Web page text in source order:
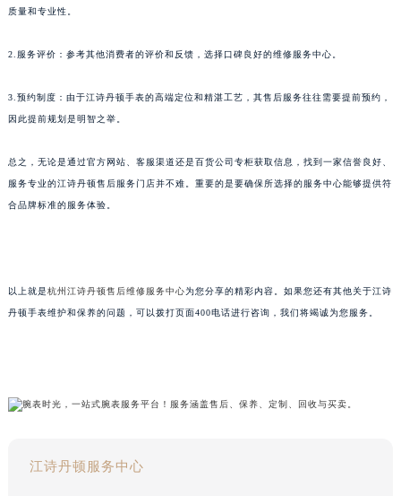
质量和专业性。
2.服务评价：参考其他消费者的评价和反馈，选择口碑良好的维修服务中心。
3.预约制度：由于江诗丹顿手表的高端定位和精湛工艺，其售后服务往往需要提前预约，
因此提前规划是明智之举。
总之，无论是通过官方网站、客服渠道还是百货公司专柜获取信息，找到一家信誉良好、
服务专业的江诗丹顿售后服务门店并不难。重要的是要确保所选择的服务中心能够提供符
合品牌标准的服务体验。
以上就是杭州江诗丹顿售后维修服务中心为您分享的精彩内容。如果您还有其他关于江诗
丹顿手表维护和保养的问题，可以拨打页面400电话进行咨询，我们将竭诚为您服务。
江诗丹顿服务中心